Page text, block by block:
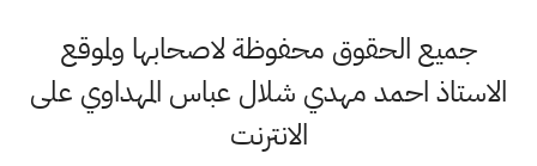
جميع الحقوق محفوظة لاصحابها ولموقع
الاستاذ احمد مهدي شلال عباس المهداوي على
الانترنت